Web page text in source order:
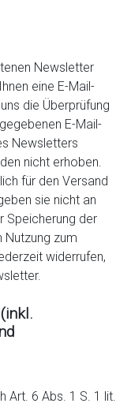
Newsletter
eine E-Mail-
die Überprüfung
E-Mail-
Newsletters
nicht erhoben.
für den Versand
sie nicht an
Speicherung der
Nutzung zum
widerrufen,
Art. 6 Abs. 1 S. 1 lit.